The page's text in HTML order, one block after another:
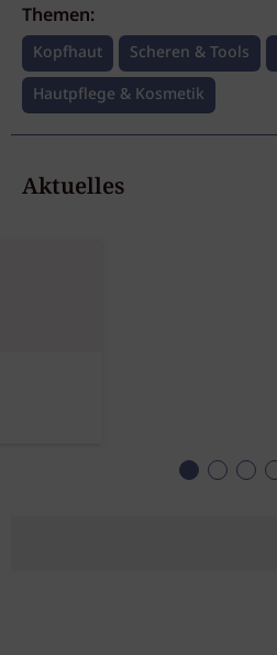
Themen:
Kopfhaut Scheren & Tools
Hautpflege & Kosmetik
Aktuelles